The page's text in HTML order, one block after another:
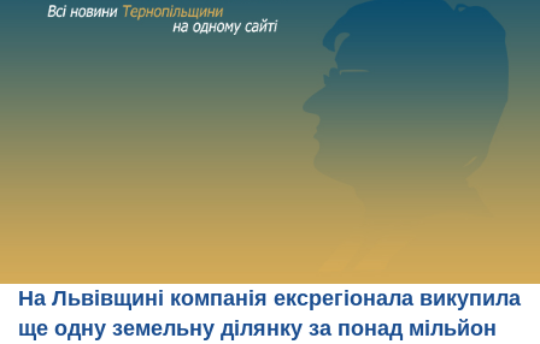
На Львівщині компанія ексрегіонала викупила
ще одну земельну ділянку за понад мільйон